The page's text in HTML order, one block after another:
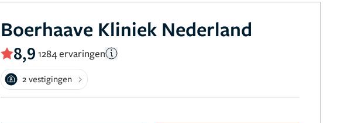
Boerhaave Kliniek Nederland
8,9 1284 ervaringen
2 vestigingen